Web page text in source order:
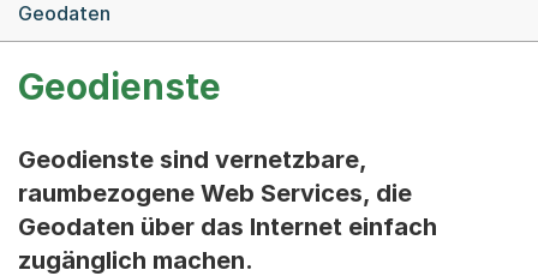
Geodaten
Geodienste
Geodienste sind vernetzbare,
raumbezogene Web Services, die
Geodaten über das Internet einfach
zugänglich machen.